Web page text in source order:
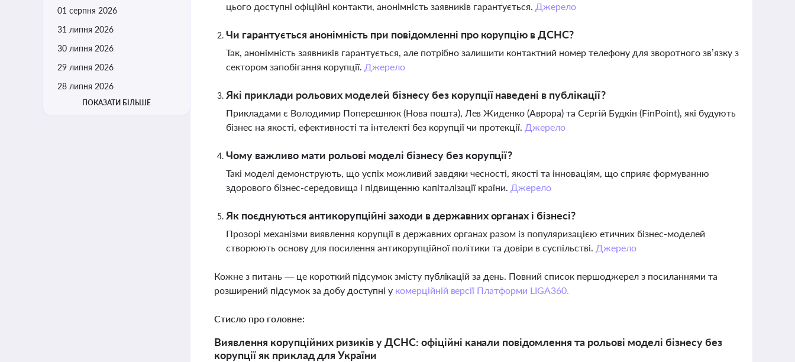
01 серпня 2026
31 липня 2026
30 липня 2026
29 липня 2026
28 липня 2026
ПОКАЗАТИ БІЛЬШЕ
цього доступні офіційні контакти, анонімність заявників гарантується. Джерело
Чи гарантується анонімність при повідомленні про корупцію в ДСНС?
Так, анонімність заявників гарантується, але потрібно залишити контактний номер телефону для зворотного зв’язку з
сектором запобігання корупції. Джерело
Які приклади рольових моделей бізнесу без корупції наведені в публікації?
Прикладами є Володимир Поперешнюк (Нова пошта), Лев Жиденко (Аврора) та Сергій Будкін (FinPoint), які будують
бізнес на якості, ефективності та інтелекті без корупції чи протекції. Джерело
Чому важливо мати рольові моделі бізнесу без корупції?
Такі моделі демонструють, що успіх можливий завдяки чесності, якості та інноваціям, що сприяє формуванню
здорового бізнес-середовища і підвищенню капіталізації країни. Джерело
Як поєднуються антикорупційні заходи в державних органах і бізнесі?
Прозорі механізми виявлення корупції в державних органах разом із популяризацією етичних бізнес-моделей
створюють основу для посилення антикорупційної політики та довіри в суспільстві. Джерело
Кожне з питань — це короткий підсумок змісту публікацій за день. Повний список першоджерел з посиланнями та
розширений підсумок за добу доступні у комерційній версії Платформи LIGA360.
Стисло про головне:
Виявлення корупційних ризиків у ДСНС: офіційні канали повідомлення та рольові моделі бізнесу без
корупції як приклад для України